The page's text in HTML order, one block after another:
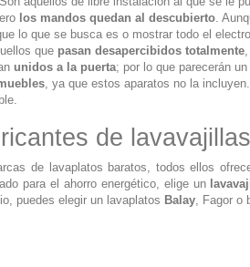
los mandos quedan al descubierto.
lo que se busca es o mostrar todo el
que pasan desapercibidos totalmente
unidos a la puerta; por lo que parecerán
, ya que estos aparatos no la
de
de lavaplatos baratos, todos ellos
para el ahorro energético, elige un
puedes elegir un lavaplatos Balay, Fagor o